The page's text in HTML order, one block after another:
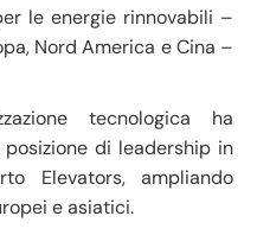
le energie rinnovabili –
Nord America e Cina –
tecnologica ha
di leadership in
Elevators, ampliando
e asiatici.